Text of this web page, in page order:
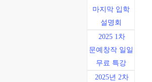
마지막 입학
설명회
2025 1차
문예창작 일일
무료 특강
2025년 2차